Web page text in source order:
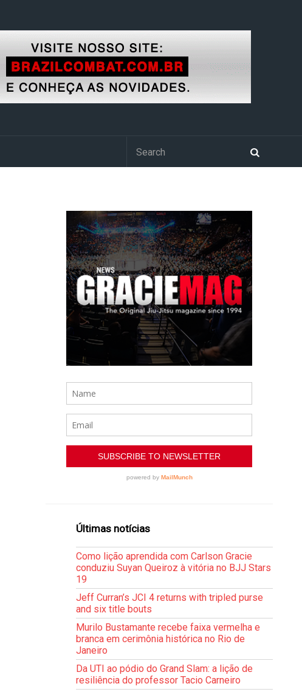
Últimas notícias
Como lição aprendida com Carlson Gracie
conduziu Suyan Queiroz à vitória no BJJ Stars
19
Jeff Curran’s JCI 4 returns with tripled purse
and six title bouts
Murilo Bustamante recebe faixa vermelha e
branca em cerimônia histórica no Rio de
Janeiro
Da UTI ao pódio do Grand Slam: a lição de
resiliência do professor Tacio Carneiro